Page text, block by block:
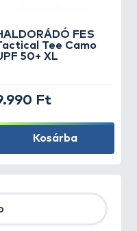
FES
Tee Camo
50+ XL
Ft
Kosárba